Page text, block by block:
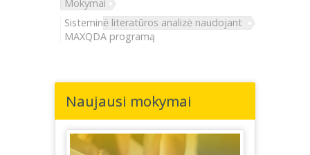
Mokymai
Sisteminė literatūros analizė naudojant
MAXQDA programą
Naujausi mokymai